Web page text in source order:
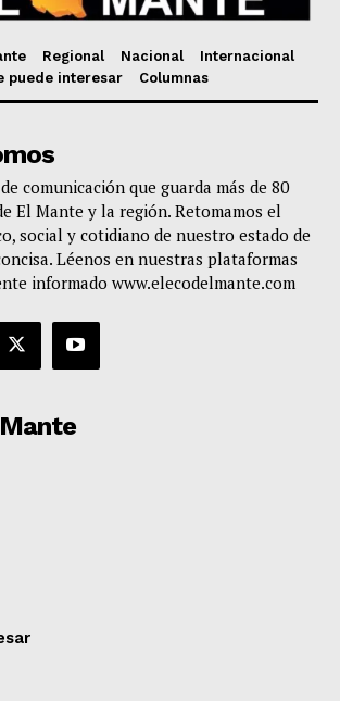
Regional Nacional
Internacional
puede interesar
Columnas
comunicación que guarda más de 80
El Mante y la región. Retomamos el
social y cotidiano de nuestro estado de
Léenos en nuestras plataformas
informado www.elecodelmante.com